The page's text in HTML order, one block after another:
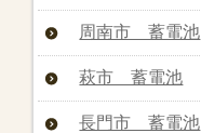
周南市 蓄電池
萩市 蓄電池
長門市 蓄電池